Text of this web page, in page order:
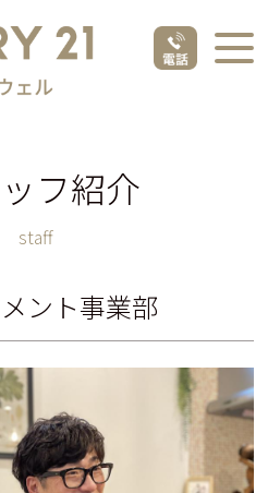
フ紹介
staff
ント事業部